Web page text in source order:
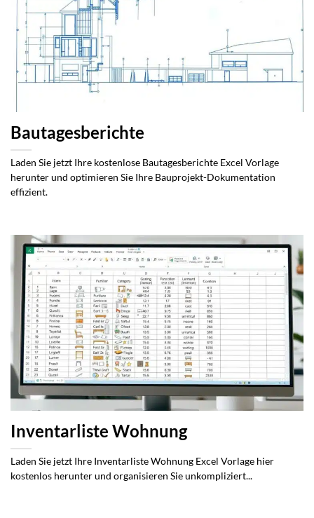
Bautagesberichte
Laden Sie jetzt Ihre kostenlose Bautagesberichte Excel Vorlage
herunter und optimieren Sie Ihre Bauprojekt-Dokumentation
effizient.
Inventarliste Wohnung
Laden Sie jetzt Ihre Inventarliste Wohnung Excel Vorlage hier
kostenlos herunter und organisieren Sie unkompliziert...